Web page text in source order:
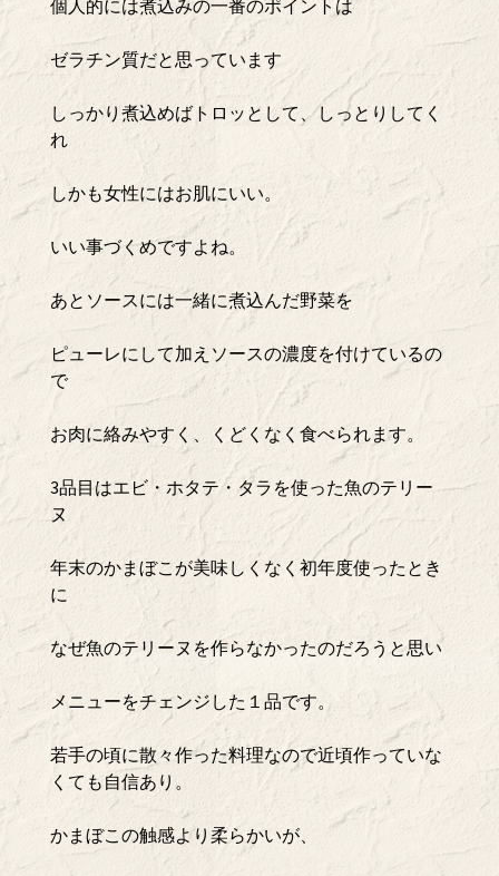
個人的には煮込みの一番のポイントは
ゼラチン質だと思っています
しっかり煮込めばトロッとして、しっとりしてく
れ
しかも女性にはお肌にいい。
いい事づくめですよね。
あとソースには一緒に煮込んだ野菜を
ピューレにして加えソースの濃度を付けているの
で
お肉に絡みやすく、くどくなく食べられます。
3品目はエビ・ホタテ・タラを使った魚のテリー
ヌ
年末のかまぼこが美味しくなく初年度使ったとき
に
なぜ魚のテリーヌを作らなかったのだろうと思い
メニューをチェンジした１品です。
若手の頃に散々作った料理なので近頃作っていな
くても自信あり。
かまぼこの触感より柔らかいが、